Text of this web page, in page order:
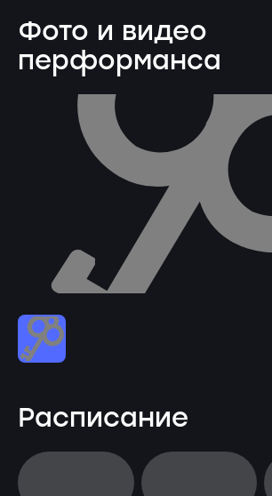
Фото и видео
перформанса
Расписание